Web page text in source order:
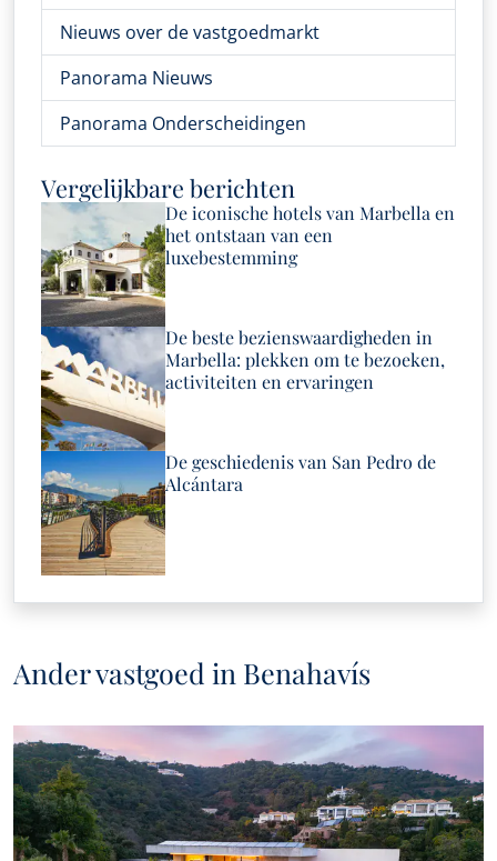
Nieuws over de vastgoedmarkt
Panorama Nieuws
Panorama Onderscheidingen
Vergelijkbare berichten
De iconische hotels van Marbella en
het ontstaan van een
luxebestemming
De beste bezienswaardigheden in
Marbella: plekken om te bezoeken,
activiteiten en ervaringen
De geschiedenis van San Pedro de
Alcántara
Ander vastgoed in Benahavís